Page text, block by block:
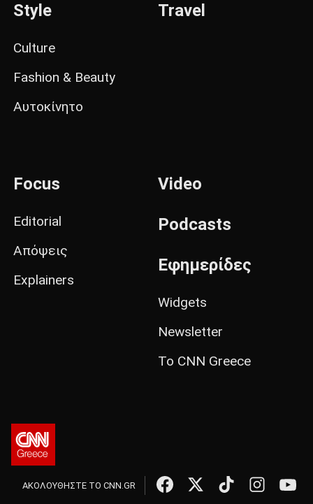
Style
Culture
Fashion & Beauty
Αυτοκίνητο
Travel
Focus
Editorial
Απόψεις
Explainers
Video
Podcasts
Εφημερίδες
Widgets
Newsletter
Το CNN Greece
ΑΚΟΛΟΥΘΗΣΤΕ ΤΟ CNN.GR